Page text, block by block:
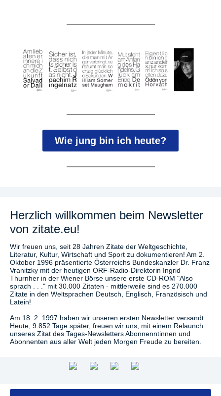
Wie jung bin ich heute?
Herzlich willkommen beim Newsletter
von zitate.eu!
Wir freuen uns, seit 28 Jahren Zitate der Weltgeschichte,
Literatur, Kultur, Wirtschaft und Sport zu dokumentieren! Am 2.
Oktober 1996 präsentierte Österreichs Bundeskanzler Dr. Franz
Vranitzky mit der heutigen ORF-Radio-Direktorin Ingrid
Thurnher in der Wiener Börse unsere erste CD-ROM "Also
sprach . . ." mit 30.000 Zitaten - mittlerweile sind es 270.000
Zitate in den Weltsprachen Deutsch, Englisch, Französisch und
Latein!
Am 18. 2. 1997 haben wir unseren ersten Newsletter versandt.
Heute, 9.852 Tage später, freuen wir uns, mit einem Relaunch
unseres Zitat des Tages-Newsletters Abonnenntinnen und
Abonnenten aus aller Welt jeden Morgen Freude zu bereiten.